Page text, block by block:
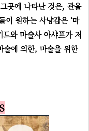
곳에 나타난 것은, 관을
이 원하는 사냥감은 ‘마
와 마술사 아샤프가 저
에 의한, 마술을 위한